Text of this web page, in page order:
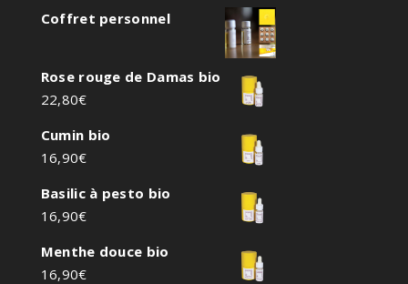
Coffret personnel
Rose rouge de Damas bio
22,80€
Cumin bio
16,90€
Basilic à pesto bio
16,90€
Menthe douce bio
16,90€